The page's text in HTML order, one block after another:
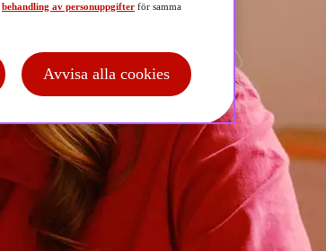
behandling av personuppgifter för samma
Avvisa alla cookies